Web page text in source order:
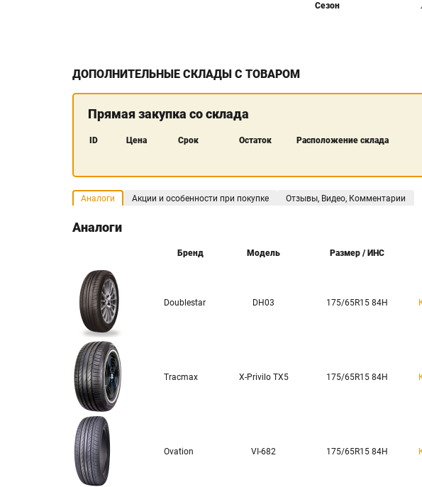
Сезон
ДОПОЛНИТЕЛЬНЫЕ СКЛАДЫ С ТОВАРОМ
Прямая закупка со склада
ID Цена Срок Остаток Расположение склада
Аналоги Акции и особенности при покупке Отзывы, Видео, Комментарии
Аналоги
Бренд Модель Размер / ИНС
Doublestar DH03 175/65R15 84H
Tracmax X-Privilo TX5 175/65R15 84H
Ovation VI-682 175/65R15 84H